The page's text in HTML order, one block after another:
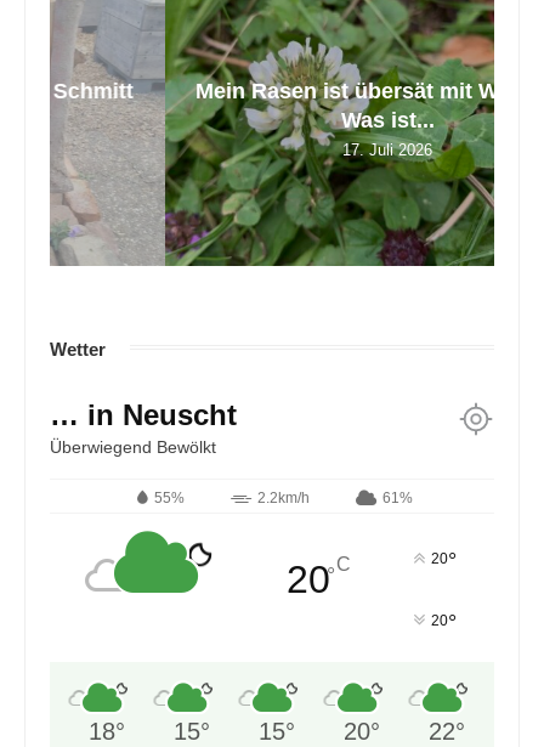
Mein Rasen ist übersät mit Weißklee.
Was ist...
17. Juli 2026
Wetter
… in Neuscht
Überwiegend Bewölkt
55% 2.2km/h 61%
20°C 20°
20°
18° 15° 15° 20° 22°